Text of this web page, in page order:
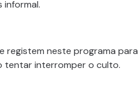
informal.
registem neste programa
tentar interromper o culto.